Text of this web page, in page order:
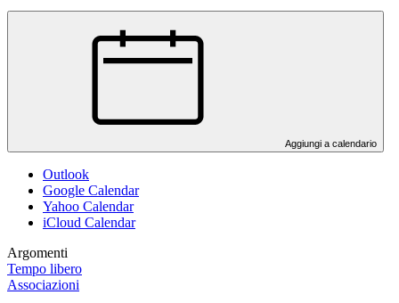
Aggiungi a calendario
Outlook
Google Calendar
Yahoo Calendar
iCloud Calendar
Argomenti
Tempo libero
Associazioni